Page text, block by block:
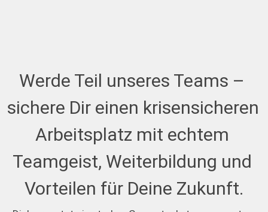
Werde Teil unseres Teams –
sichere Dir einen krisensicheren
Arbeitsplatz mit echtem
Teamgeist, Weiterbildung und
Vorteilen für Deine Zukunft.